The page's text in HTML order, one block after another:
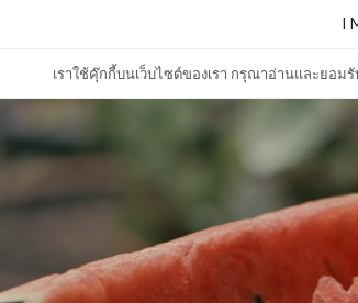
เราใช้คุ๊กกี้บนเว็บไซต์ของเรา กรุณาอ่านและยอมรั
I